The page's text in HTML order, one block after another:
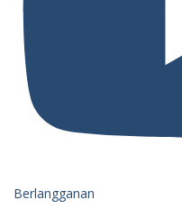
Berlangganan